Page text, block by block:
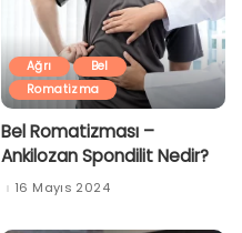
Ağrı
Bel
Romatizma
Bel Romatizması –
Ankilozan Spondilit Nedir?
16 Mayıs 2024